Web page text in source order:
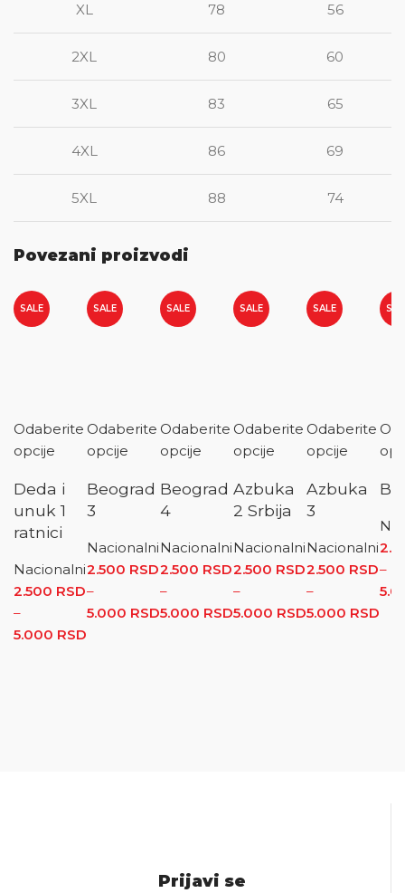
XL 78 56
2XL 80 60
3XL 83 65
4XL 86 69
5XL 88 74
Povezani proizvodi
SALE
Odaberite
opcije
Deda i
unuk 1
ratnici
Nacionalni
2.500 RSD
–
5.000 RSD
SALE
Odaberite
opcije
Beograd
3
Nacionalni
2.500 RSD
–
5.000 RSDRaspon cena: od 2.500 RSD do
SALE
Odaberite
opcije
Beograd
4
Nacionalni
2.500 RSD
–
5.000 RSDRaspon cena: od
SALE
Odaberite
opcije
Azbuka
2 Srbija
Nacionalni
2.500 RSD
–
5.000 RSDRaspon
SALE
Odaberite
opcije
Azbuka
3
Nacionalni
2.500 RSD
–
5.000 RSD
–
Prijavi se